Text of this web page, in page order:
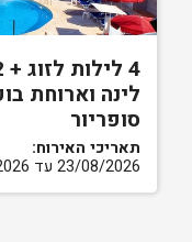
לינה וארוחת
סופריור
תאריכי האירוח:
23/08/2026 עד 27/08/2026